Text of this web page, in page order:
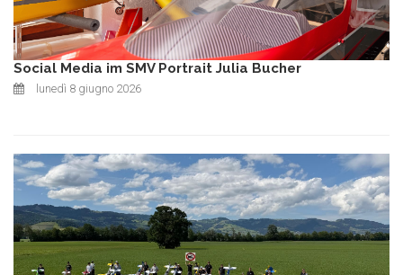
Social Media im SMV Portrait Julia Bucher
lunedì 8 giugno 2026